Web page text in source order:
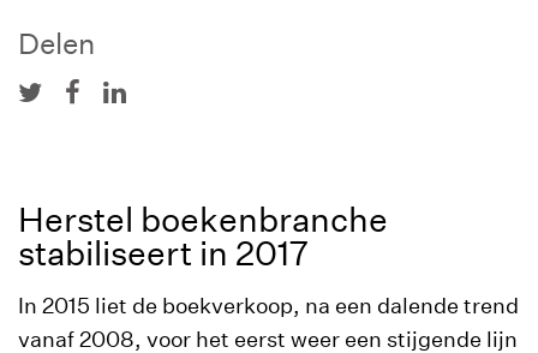
Delen
Herstel boekenbranche
stabiliseert in 2017
In 2015 liet de boekverkoop, na een dalende trend
vanaf 2008, voor het eerst weer een stijgende lijn